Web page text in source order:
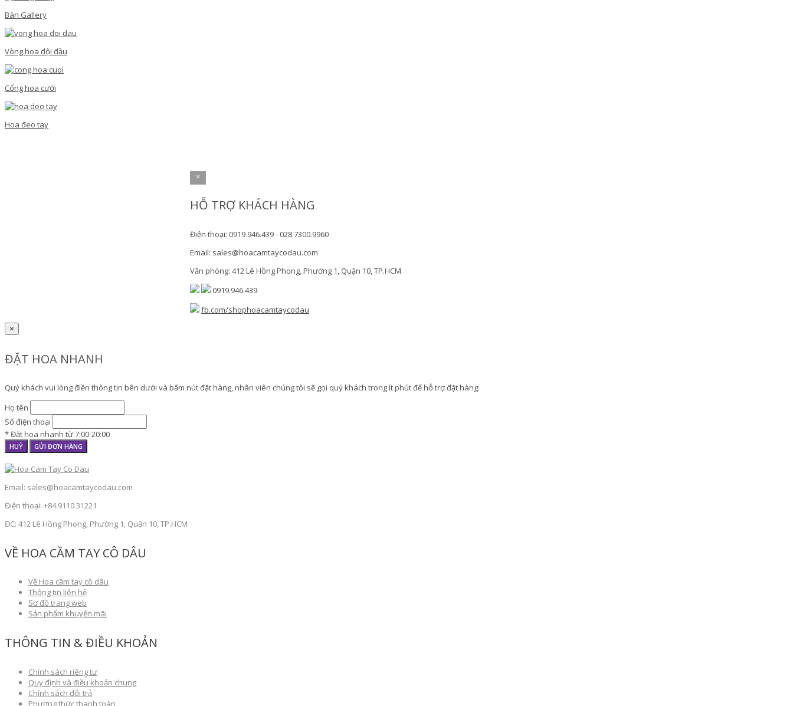
Bàn Gallery
Vòng hoa đội đầu
Cổng hoa cưới
Hoa đeo tay
×
HỖ TRỢ KHÁCH HÀNG
Điện thoại: 0919.946.439 - 028.7300.9960
Email: sales@hoacamtaycodau.com
Văn phòng: 412 Lê Hồng Phong, Phường 1, Quận 10, TP.HCM
0919.946.439
fb.com/shophoacamtaycodau
×
ĐẶT HOA NHANH
Quý khách vui lòng điền thông tin bên dưới và bấm nút đặt hàng, nhân viên chúng tôi sẽ gọi quý khách trong ít phút để hỗ trợ đặt hàng:
Họ tên
Số điện thoại
* Đặt hoa nhanh từ 7:00-20:00
HUỶ GỬI ĐƠN HÀNG
Email: sales@hoacamtaycodau.com
Điện thoại: +84.9110.31221
ĐC: 412 Lê Hồng Phong, Phường 1, Quận 10, TP.HCM
VỀ HOA CẦM TAY CÔ DÂU
Về Hoa cầm tay cô dâu
Thông tin liên hệ
Sơ đồ trang web
Sản phẩm khuyến mãi
THÔNG TIN & ĐIỀU KHOẢN
Chính sách riêng tư
Quy định và điều khoản chung
Chính sách đổi trả
Phương thức thanh toán